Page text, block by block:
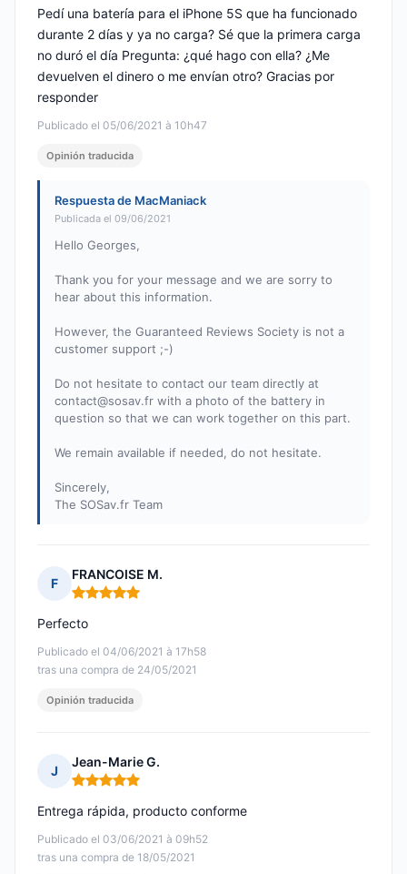
Publicado el 05/06/2021 à 10h47
Pedí una batería para el iPhone 5S que ha funcionado
durante 2 días y ya no carga? Sé que la primera carga
no duró el día Pregunta: ¿qué hago con ella? ¿Me
devuelven el dinero o me envían otro? Gracias por
responder
Opinión traducida
Respuesta de MacManiack
Publicada el 09/06/2021
Hello Georges,
Thank you for your message and we are sorry to
hear about this information.
However, the Guaranteed Reviews Society is not a
customer support ;-)
Do not hesitate to contact our team directly at
contact@sosav.fr with a photo of the battery in
question so that we can work together on this part.
We remain available if needed, do not hesitate.
Sincerely,
The SOSav.fr Team
F
FRANCOISE M.
Nota: 5 de 5
Publicado el 04/06/2021 à 17h58
tras una compra de 24/05/2021
Perfecto
Opinión traducida
J
Jean-Marie G.
Nota: 5 de 5
Publicado el 03/06/2021 à 09h52
tras una compra de 18/05/2021
Entrega rápida, producto conforme